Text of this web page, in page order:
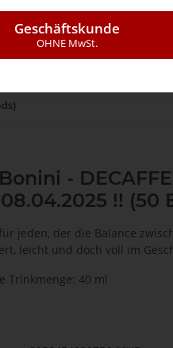
KAFFEE
-
!! (50
jeden, der die Balance
leicht und doch voll im
Trinkmenge: 40 ml
Geschäftskunde
OHNE MwSt.